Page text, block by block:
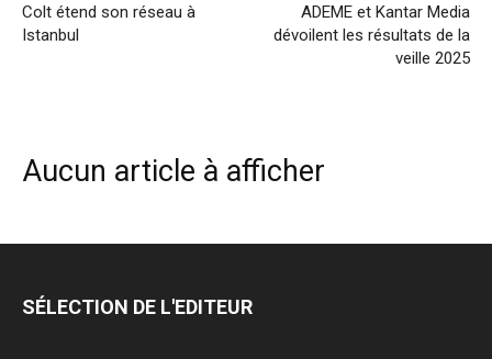
Colt étend son réseau à
Istanbul
ADEME et Kantar Media
dévoilent les résultats de la
veille 2025
Aucun article à afficher
SÉLECTION DE L'EDITEUR